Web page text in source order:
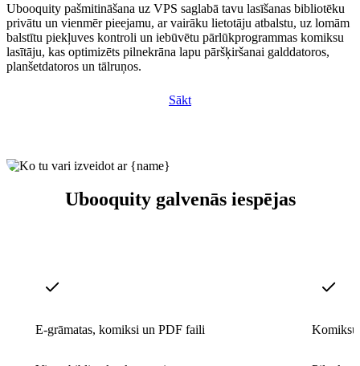
Ubooquity pašmitināšana uz VPS saglabā tavu lasīšanas bibliotēku
privātu un vienmēr pieejamu, ar vairāku lietotāju atbalstu, uz lomām
balstītu piekļuves kontroli un iebūvētu pārlūkprogrammas komiksu
lasītāju, kas optimizēts pilnekrāna lapu pāršķiršanai galddatoros,
planšetdatoros un tālruņos.
Sākt
Ubooquity galvenās iespējas
E-grāmatas, komiksi un PDF faili Komiksu